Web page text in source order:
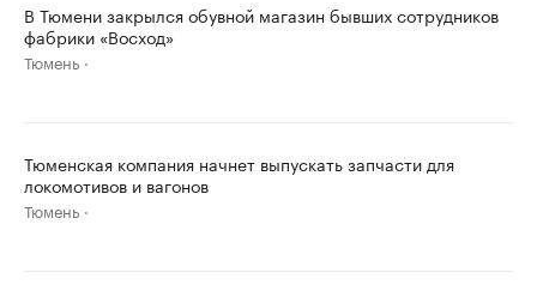
В Тюмени закрылся обувной магазин бывших сотрудников
фабрики «Восход»
Тюмень
Тюменская компания начнет выпускать запчасти для
локомотивов и вагонов
Тюмень